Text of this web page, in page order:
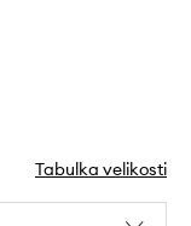
Tabulka velikosti